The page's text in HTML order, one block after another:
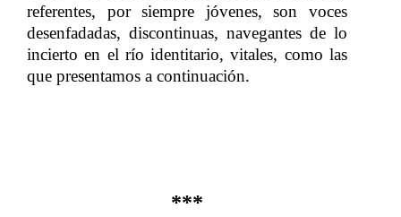
referentes, por siempre jóvenes, son voces
desenfadadas, discontinuas, navegantes de lo
incierto en el río identitario, vitales, como las
que presentamos a continuación.
***